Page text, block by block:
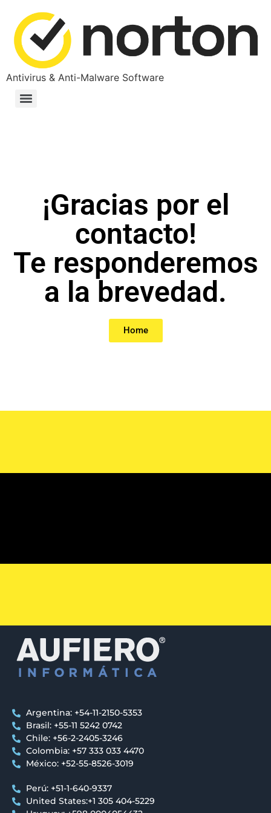
Antivirus & Anti-Malware Software
¡Gracias por el
contacto!
Te responderemos
a la brevedad.
Home
Argentina: +54-11-2150-5353
Brasil: +55-11 5242 0742
Chile: +56-2-2405-3246
Colombia: +57 333 033 4470
México: +52-55-8526-3019
Perú: +51-1-640-9337
United States:+1 305 404-5229